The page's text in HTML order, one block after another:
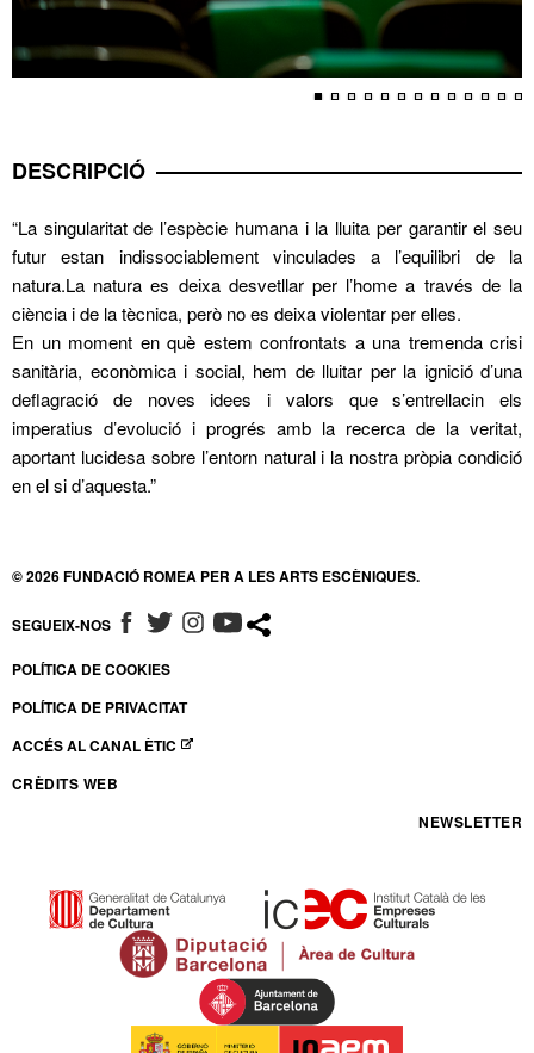
DESCRIPCIÓ
“La singularitat de l’espècie humana i la lluita per garantir el seu
futur estan indissociablement vinculades a l’equilibri de la
natura.La natura es deixa desvetllar per l’home a través de la
ciència i de la tècnica, però no es deixa violentar per elles.
En un moment en què estem confrontats a una tremenda crisi
sanitària, econòmica i social, hem de lluitar per la ignició d’una
deflagració de noves idees i valors que s’entrellacin els
imperatius d’evolució i progrés amb la recerca de la veritat,
aportant lucidesa sobre l’entorn natural i la nostra pròpia condició
en el si d’aquesta.”
© 2026 FUNDACIÓ ROMEA PER A LES ARTS ESCÈNIQUES.
SEGUEIX-NOS ABRE EN NUEVA VENTANA
ABRE EN NUEVA VENTANA
ABRE EN NUEVA VENTANA
ABRE EN NUEVA VENTANA
POLÍTICA DE COOKIES
POLÍTICA DE PRIVACITAT
ACCÉS AL CANAL ÈTIC
ABRE EN NUEVA VENTANA
CRÈDITS WEB
NEWSLETTER